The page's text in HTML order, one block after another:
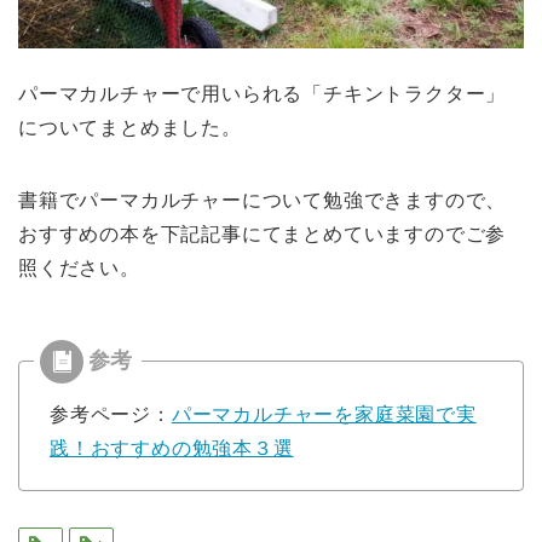
パーマカルチャーで用いられる「チキントラクター」
についてまとめました。
書籍でパーマカルチャーについて勉強できますので、
おすすめの本を下記記事にてまとめていますのでご参
照ください。
参考ページ： パーマカルチャーを家庭菜園で実
践！おすすめの勉強本３選